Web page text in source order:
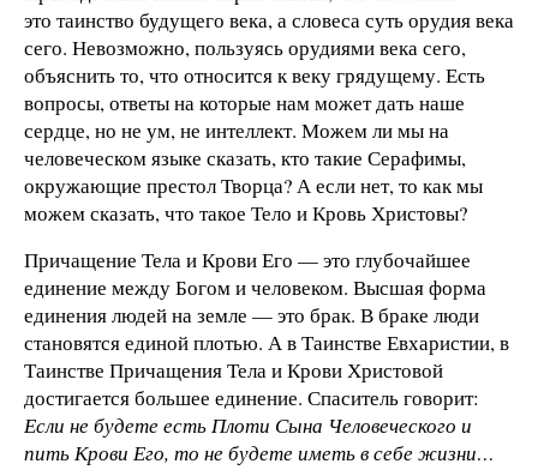
это таинство будущего века, а словеса суть орудия века
сего. Невозможно, пользуясь орудиями века сего,
объяснить то, что относится к веку грядущему. Есть
вопросы, ответы на которые нам может дать наше
сердце, но не ум, не интеллект. Можем ли мы на
человеческом языке сказать, кто такие Серафимы,
окружающие престол Творца? А если нет, то как мы
можем сказать, что такое Тело и Кровь Христовы?
Причащение Тела и Крови Его — это глубочайшее
единение между Богом и человеком. Высшая форма
единения людей на земле — это брак. В браке люди
становятся единой плотью. А в Таинстве Евхаристии, в
Таинстве Причащения Тела и Крови Христовой
достигается большее единение. Спаситель говорит:
Если не будете есть Плоти Сына Человеческого и
пить Крови Его, то не будете иметь в себе жизни…